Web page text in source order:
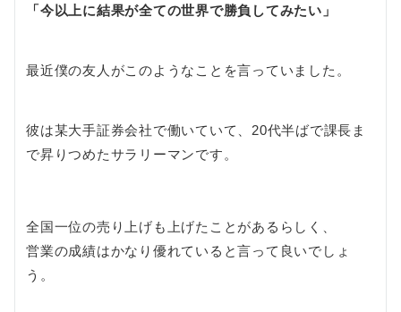
「今以上に結果が全ての世界で勝負してみたい」
最近僕の友人がこのようなことを言っていました。
彼は某大手証券会社で働いていて、20代半ばで課長ま
で昇りつめたサラリーマンです。
全国一位の売り上げも上げたことがあるらしく、
営業の成績はかなり優れていると言って良いでしょ
う。